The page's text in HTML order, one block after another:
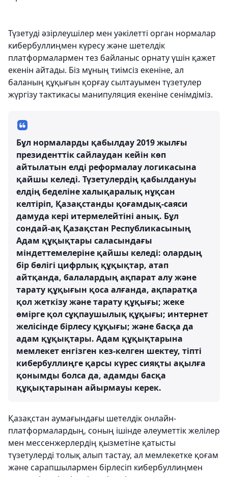
Түзетуді әзірлеушілер мен уәкілетті орган нормалар
кибербуллиңмен күресу және шетелдік
платформалармен тез байланыс орнату үшін қажет
екенін айтады. Біз мұның тиімсіз екеніне, ал
баланың құқығын қорғау сылтауымен түзетулер
жүргізу тактикасы манипуляция екеніне сенімдіміз.
Бұл нормаларды қабылдау 2019 жылғы
президенттік сайлаудан кейін көп
айтылатын елді реформалау логикасына
қайшы келеді. Түзетулердің қабылдануы
елдің беделіне халықаралық нұқсан
келтіріп, Қазақстанды қоғамдық-саяси
дамуда кері итермелейтіні анық. Бұл
сондай-ақ Қазақстан Республикасының
Адам құқықтары саласындағы
міндеттемелеріне қайшы келеді: олардың
бір бөлігі цифрлық құқықтар, атап
айтқанда, балалардың ақпарат алу және
тарату құқығын қоса алғанда, ақпаратқа
қол жеткізу және тарату құқығы; жеке
өмірге қол сұқпаушылық құқығы; интернет
желісінде бірлесу құқығы; және басқа да
адам құқықтары. Адам құқықтарына
мемлекет енгізген кез-келген шектеу, тіпті
кибербуллиңге қарсы күрес сияқты ақылға
қонымды болса да, адамды басқа
құқықтарынан айырмауы керек.
Қазақстан аумағындағы шетелдік онлайн-
платформалардың, соның ішінде әлеуметтік желілер
мен мессенжерлердің қызметіне қатысты
түзетулерді толық алып тастау, ал мемлекетке қоғам
және сарапшылармен бірлесіп кибербуллиңмен